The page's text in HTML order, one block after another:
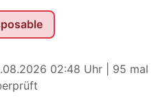
02:48 Uhr | 95 mal